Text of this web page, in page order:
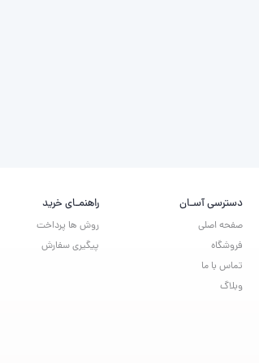
دسترسی آسـان
صفحه اصلی
فروشگاه
تماس با ما
وبلاگ
راهنمـای خرید
روش ها پرداخت
پیگیری سفارش